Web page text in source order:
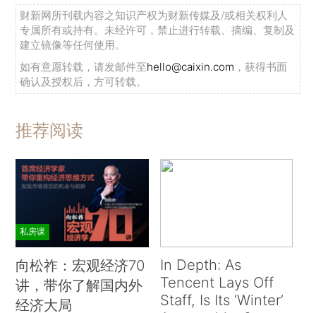
财新网所刊载内容之知识产权为财新传媒及/或相关权利人
专属所有或持有。未经许可，禁止进行转载、摘编、复制及
建立镜像等任何使用。
如有意愿转载，请发邮件至hello@caixin.com ，获得书面
确认及授权后，方可转载。
推荐阅读
私房课
向松祚：宏观经济70
讲，带你了解国内外
经济大局
In Depth: As
Tencent Lays Off
Staff, Is Its ‘Winter’